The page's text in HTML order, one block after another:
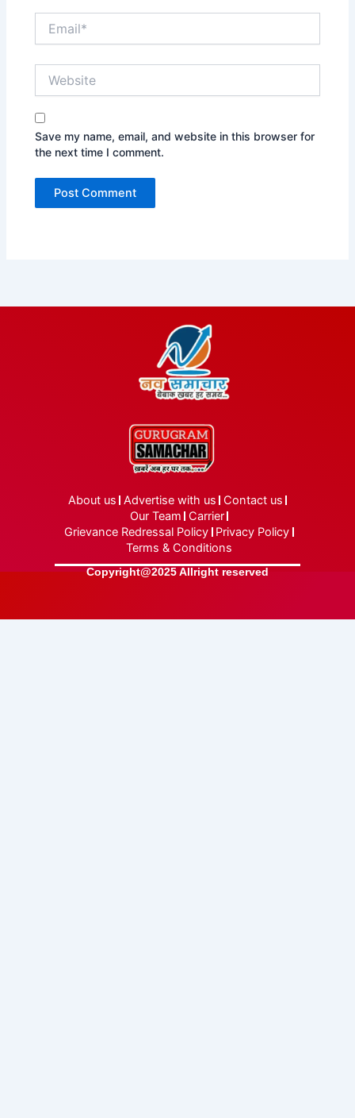
Save my name, email, and website in this browser for
the next time I comment.
About us Advertise with us Contact us
Our Team Carrier
Grievance Redressal Policy Privacy Policy
Terms & Conditions
Copyright@2025 Allright reserved